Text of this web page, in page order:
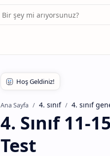
Ana Sayfa 4. sınıf 4. sınıf
4. Sınıf 11-
Test